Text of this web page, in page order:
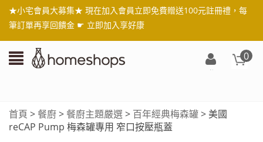
★小宅會員大募集★ 現在加入會員立即免費贈送100元註冊禮，每
筆訂單再享回饋金 ☛ 立即加入享好康
0
冊
首頁 > 餐廚> 餐廚主題嚴選> 百年經典梅森罐> 美國
reCAP Pump 梅森罐專用 窄口按壓瓶蓋